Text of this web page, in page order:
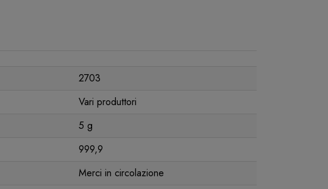
2703
Vari produttori
5 g
999,9
Merci in circolazione